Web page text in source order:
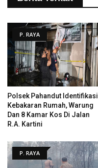
P. RAYA
Polsek Pahandut Identifikasi
Kebakaran Rumah, Warung
Dan 8 Kamar Kos Di Jalan
R.A. Kartini
P. RAYA